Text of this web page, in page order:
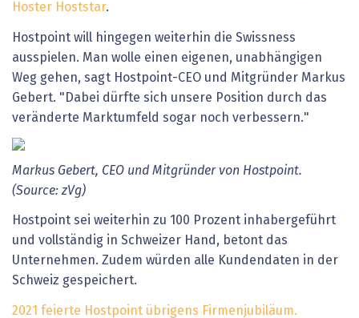
Hoster Hoststar.
Hostpoint will hingegen weiterhin die Swissness
ausspielen. Man wolle einen eigenen, unabhängigen
Weg gehen, sagt Hostpoint-CEO und Mitgründer Markus
Gebert. "Dabei dürfte sich unsere Position durch das
veränderte Marktumfeld sogar noch verbessern."
Markus Gebert, CEO und Mitgründer von Hostpoint.
(Source: zVg)
Hostpoint sei weiterhin zu 100 Prozent inhabergeführt
und vollständig in Schweizer Hand, betont das
Unternehmen. Zudem würden alle Kundendaten in der
Schweiz gespeichert.
2021 feierte Hostpoint übrigens Firmenjubiläum.